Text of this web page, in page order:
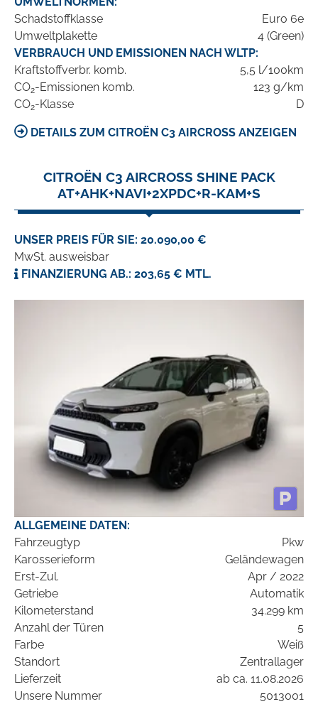
Schadstoffklasse
Euro 6e
Umweltplakette
4 (Green)
VERBRAUCH UND EMISSIONEN NACH WLTP:
Kraftstoffverbr. komb.
5,5 l/100km
CO2-Emissionen komb.
123 g/km
CO2-Klasse D
DETAILS ZUM CITROËN C3 AIRCROSS ANZEIGEN
CITROËN C3 AIRCROSS SHINE PACK
AT+AHK+NAVI+2XPDC+R-KAM+S
UNSER PREIS FÜR SIE: 20.090,00 €
MwSt. ausweisbar
FINANZIERUNG AB.: 203,65 € MTL.
ALLGEMEINE DATEN:
Fahrzeugtyp
Pkw
Karosserieform
Geländewagen
Erst-Zul.
Apr / 2022
Getriebe
Automatik
Kilometerstand
34.299 km
Anzahl der Türen
5
Farbe
Weiß
Standort
Zentrallager
Lieferzeit
ab ca. 11.08.2026
Unsere Nummer
5013001